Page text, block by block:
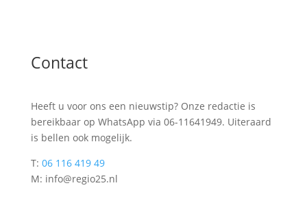
Contact
Heeft u voor ons een nieuwstip? Onze redactie is
bereikbaar op WhatsApp via 06-11641949. Uiteraard
is bellen ook mogelijk.
T: 06 116 419 49
M: info@regio25.nl